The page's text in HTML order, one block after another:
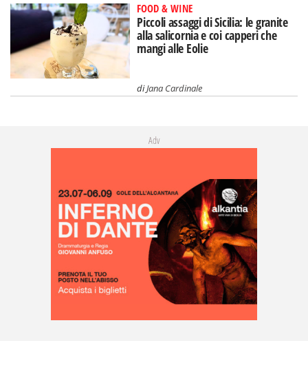
FOOD & WINE
Piccoli assaggi di Sicilia: le granite
alla salicornia e coi capperi che
mangi alle Eolie
diJana Cardinale
Adv